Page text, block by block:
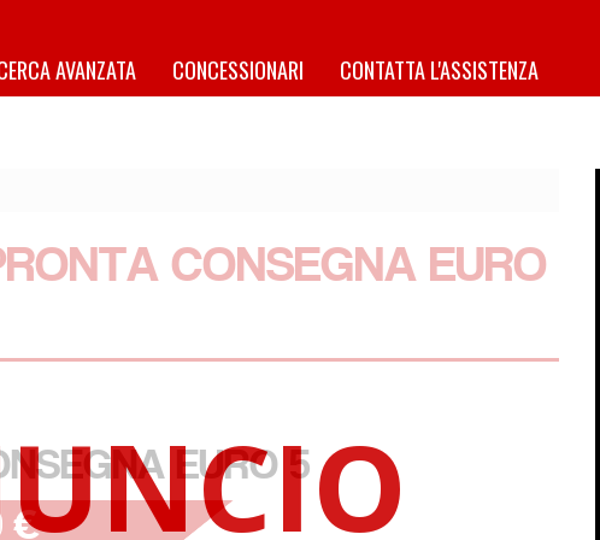
AVANZATA CONCESSIONARI CONTATTA L'ASSISTENZA
CONSEGNA EURO
EURO 5
€